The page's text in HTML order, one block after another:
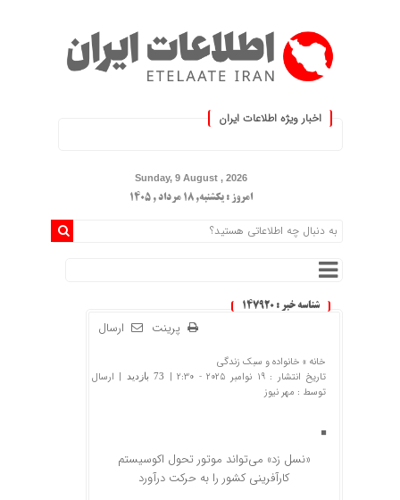
اخبار ویژه اطلاعات ایران
Sunday, 9 August , 2026
امروز : یکشنبه, ۱۸ مرداد , ۱۴۰۵
شناسه خبر : 147920
ارسال پرینت
خانه » خانواده و سبک زندگی
تاریخ انتشار : 19 نوامبر 2025 - 2:30 |
73 بازدید
| ارسال
توسط : مهر نیوز
«نسل زد» می‌تواند موتور تحول اکوسیستم
کارآفرینی کشور را به حرکت درآورد